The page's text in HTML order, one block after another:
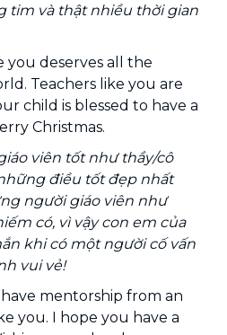
tim và thật nhiều thời gian
you deserves all the
Teachers like you are
child is blessed to have a
Christmas.
viên tốt như thầy/cô
điều tốt đẹp nhất
người giáo viên như
có, vì vậy con em của
khi có một người cố vấn
vui vẻ!
mentorship from an
you. I hope you have a